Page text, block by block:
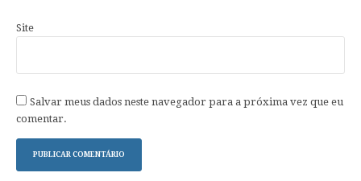
Site
Salvar meus dados neste navegador para a próxima vez que eu
comentar.